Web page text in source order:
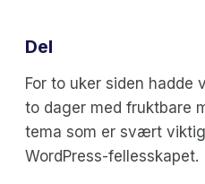
For to uker siden hadde
to dager med fruktbare
tema som er svært
WordPress-fellesskapet.
Del